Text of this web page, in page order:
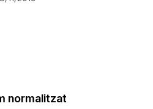
normalitzat